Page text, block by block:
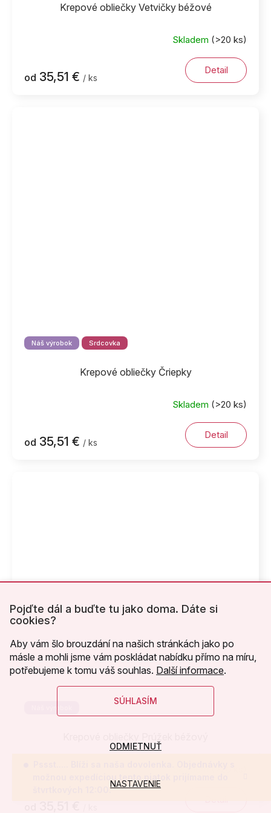
Pojďte dál a buďte tu jako doma. Dáte si
cookies?
Aby vám šlo brouzdání na našich stránkách jako po
másle a mohli jsme vám poskládat nabídku přímo na míru,
potřebujeme k tomu váš souhlas. Další informace.
SÚHLASÍM
NASTAVENIE
ODMIETNUŤ
štvrtkových 12:00.
Krepové obliečky Vetvičky béžové
Skladem (>20 ks)
od 35,51 € / ks
Detail
Náš výrobok Srdcovka
Krepové obliečky Čriepky
Skladem (>20 ks)
od 35,51 € / ks
Detail